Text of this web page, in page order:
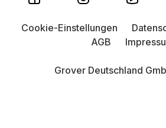
Grover Deutschland
Cookie-Einstellungen
AGB